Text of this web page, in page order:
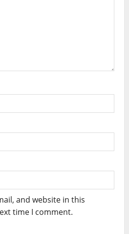
and website in this
time I comment.